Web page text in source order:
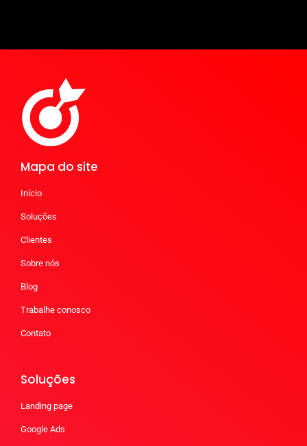
Mapa do site
Início
Soluções
Clientes
Sobre nós
Blog
Trabalhe conosco
Contato
Soluções
Landing page
Google Ads